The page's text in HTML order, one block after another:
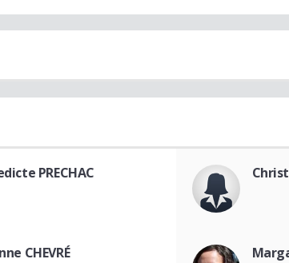
PRECHAC
CHEVRÉ